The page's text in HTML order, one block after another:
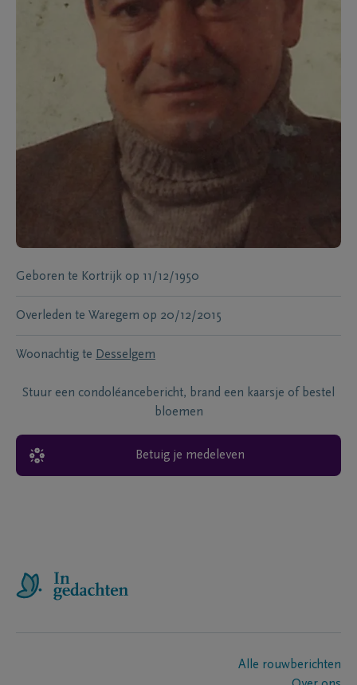
Geboren te Kortrijk op 11/12/1950
Overleden te Waregem op 20/12/2015
Woonachtig te Desselgem
Stuur een condoléancebericht, brand een kaarsje of bestel
bloemen
Betuig je medeleven
Alle rouwberichten